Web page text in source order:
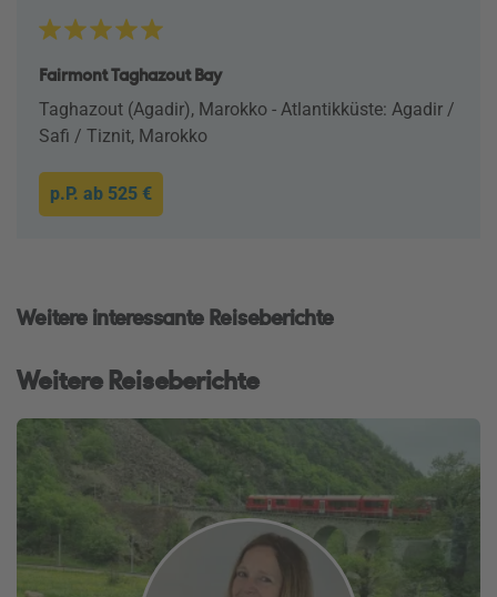
Fairmont Taghazout Bay
Taghazout (Agadir), Marokko - Atlantikküste: Agadir /
Safi / Tiznit, Marokko
p.P. ab 525 €
Weitere interessante Reiseberichte
Weitere Reiseberichte